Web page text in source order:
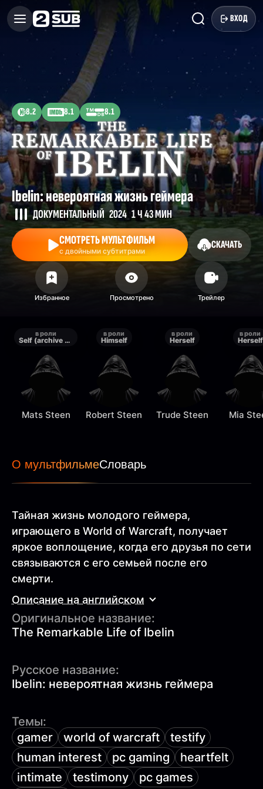
ВХОД
8.2 8.1 8.1
Ibelin: невероятная жизнь геймера
ДОКУМЕНТАЛЬНЫЙ 2024 1 Ч 43 МИН
СМОТРЕТЬ МУЛЬТФИЛЬМ
с двойными субтитрами
СКАЧАТЬ
в роли
Self (archive footage)
Mats Steen
в роли
Himself
Robert Steen
в роли
Herself
Trude Steen
в роли
Herself
Mia
О мультфильмеСловарь
Тайная жизнь молодого геймера,
играющего в World of Warcraft, получает
яркое воплощение, когда его друзья по сети
связываются с его семьей после его
смерти.
Описание на английском
Оригинальное название:
The Remarkable Life of Ibelin
Русское название:
Ibelin: невероятная жизнь геймера
Темы:
gamer
world of warcraft
testify
human interest
pc gaming
heartfelt
intimate
testimony pc games